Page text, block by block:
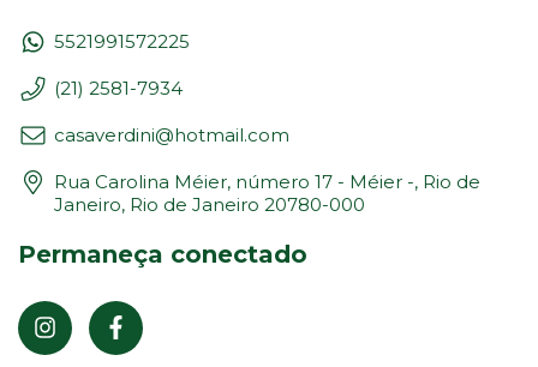
5521991572225
(21) 2581-7934
casaverdini@hotmail.com
Rua Carolina Méier, número 17 - Méier -, Rio de
Janeiro, Rio de Janeiro 20780-000
Permaneça conectado